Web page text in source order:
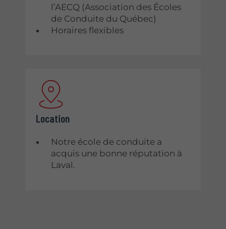
l’AECQ (Association des Écoles
de Conduite du Québec)
Horaires flexibles
Location
Notre école de conduite a
acquis une bonne réputation à
Laval.